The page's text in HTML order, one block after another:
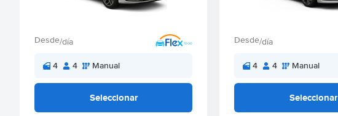
Desde/día
4 4 Manual
Seleccionar
Desde/día
4 4 Manual
Seleccionar